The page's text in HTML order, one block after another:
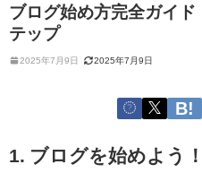
ブログ始め方完全ガイ
テップ
2025年7月9日 2025年7月9日
1. ブログを始めよう